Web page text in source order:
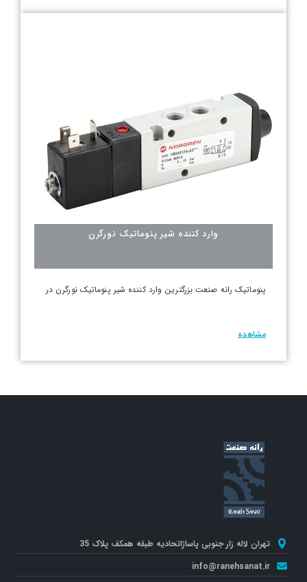
وارد کننده شیر پنوماتیک نورگرن
پنوماتیک رانه صنعت بزرگترین وارد کننده شیر پنوماتیک نورگرن در
مشاهده
تهران لاله زار جنوبی پاساژاتحادیه طبقه همکف پلاک 35
info@ranehsanat.ir